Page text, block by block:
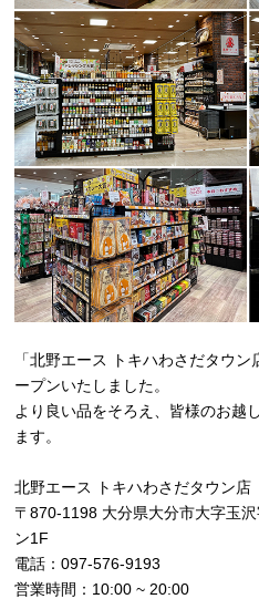
「北野エース トキハわさだタウ
ープンいたしました。
より良い品をそろえ、皆様のお越
ます。
北野エース トキハわさだタウン店
〒870-1198 大分県大分市大字玉
ン1F
電話：097-576-9193
営業時間：10:00 ~ 20:00